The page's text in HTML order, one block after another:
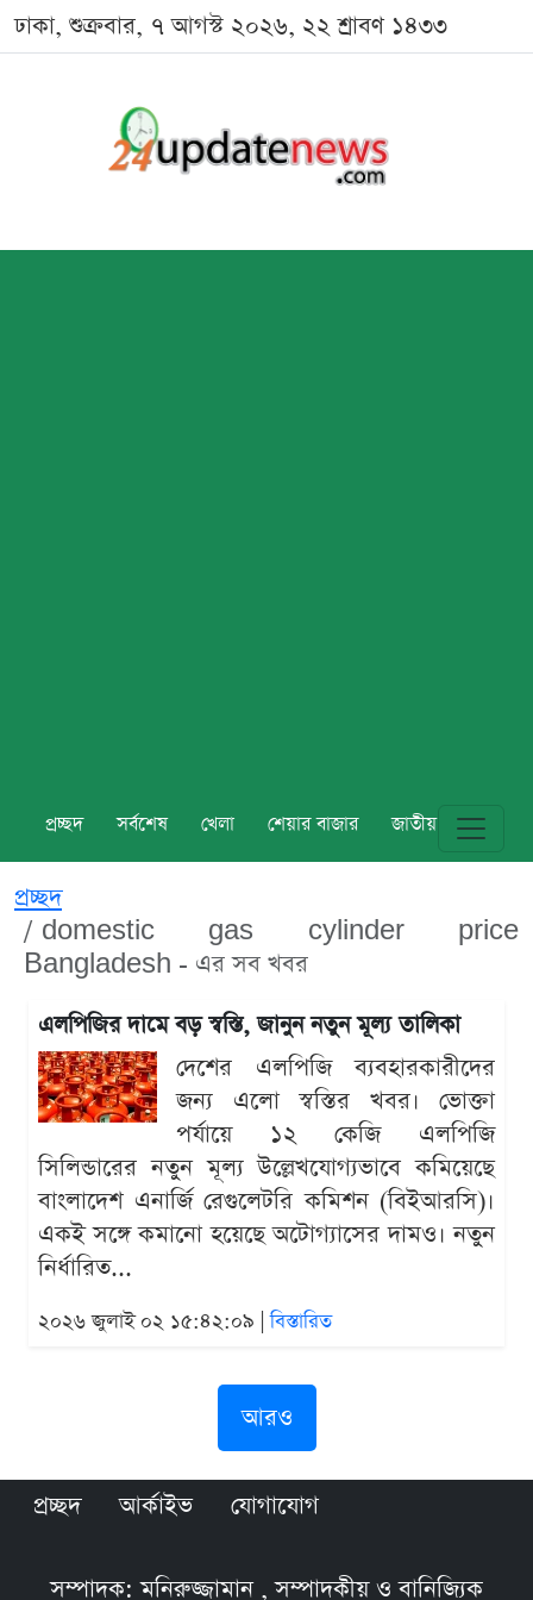
ঢাকা, শুক্রবার, ৭ আগস্ট ২০২৬, ২২ শ্রাবণ ১৪৩৩
প্রচ্ছদ সর্বশেষ খেলা শেয়ার বাজার জাতীয় বিশ্ব
প্রচ্ছদ
domestic gas cylinder price
Bangladesh - এর সব খবর
এলপিজির দামে বড় স্বস্তি, জানুন নতুন মূল্য তালিকা
দেশের এলপিজি ব্যবহারকারীদের
জন্য এলো স্বস্তির খবর। ভোক্তা
পর্যায়ে ১২ কেজি এলপিজি
সিলিন্ডারের নতুন মূল্য উল্লেখযোগ্যভাবে কমিয়েছে
বাংলাদেশ এনার্জি রেগুলেটরি কমিশন (বিইআরসি)।
একই সঙ্গে কমানো হয়েছে অটোগ্যাসের দামও। নতুন
নির্ধারিত...
২০২৬ জুলাই ০২ ১৫:৪২:০৯ |বিস্তারিত
আরও
প্রচ্ছদ আর্কাইভ যোগাযোগ
সম্পাদক: মনিরুজ্জামান , সম্পাদকীয় ও বানিজ্যিক